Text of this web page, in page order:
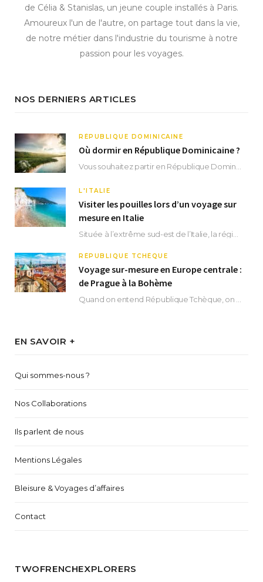
de Célia & Stanislas, un jeune couple installés à Paris.
Amoureux l'un de l'autre, on partage tout dans la vie,
de notre métier dans l'industrie du tourisme à notre
passion pour les voyages.
NOS DERNIERS ARTICLES
RÉPUBLIQUE DOMINICAINE
Où dormir en République Dominicaine ?
L'ITALIE
Visiter les pouilles lors d’un voyage sur
mesure en Italie
RÉPUBLIQUE TCHÈQUE
Voyage sur-mesure en Europe centrale :
de Prague à la Bohème
EN SAVOIR +
Qui sommes-nous ?
Nos Collaborations
Ils parlent de nous
Mentions Légales
Bleisure & Voyages d’affaires
Contact
TWOFRENCHEXPLORERS